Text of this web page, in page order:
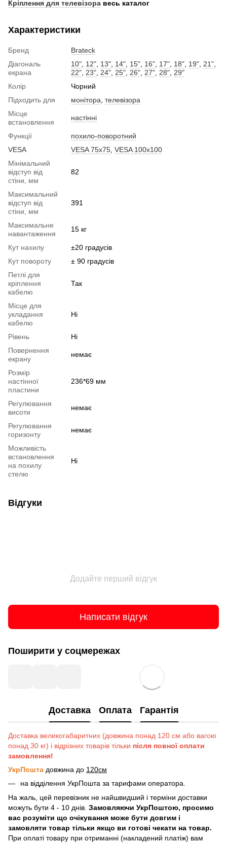
Кріплення для телевізора весь каталог
Характеристики
Бренд
Brateck
Діагональ
екрана
10" 12" 13" 14" 15" 16" 17" 18" 19" 21"
22" 23" 24" 25" 26" 27" 28" 29"
Колір
Чорний
Підходить для
монітора телевізора
Місце
встановлення
настінні
Функції
похило-поворотний
VESA
VESA 75x75 VESA 100x100
Мінімальний
відступ від
стіни, мм
82
Максимальний
відступ від
стіни, мм
391
Максимальне
навантаження
15 кг
Кут нахилу
±20 градусів
Кут повороту
± 90 градусів
Петлі для
кріплення
кабелю
Так
Місце для
укладання
кабелю
Ні
Рівень
Ні
Повернення
екрану
немає
Розмір
настінної
пластини
236*69 мм
Регулювання
висоти
немає
Регулювання
горизонту
немає
Можливість
встановлення
на похилу
стелю
Ні
Відгуки
Додайте перший відгук
Написати відгук
Поширити у соцмережах
Доставка Оплата Гарантія
Доставка великогабаритних (довжина понад 120 см або вагою
понад 30 кг) і відрізних товарів тільки після повної оплати
замовлення!
УкрПошта довжина до 120см
на відділення УкрПошта за тарифами оператора.
На жаль, цей перевізник не найшвидший і терміни доставки
можуть бути 4 - 10 днів. Замовляючи УкрПоштою, просимо
вас розуміти що очікування може бути довгим і
замовляти товар тільки якщо ви готові чекати на товар.
При оплаті товару при отриманні (накладений платіж) вам